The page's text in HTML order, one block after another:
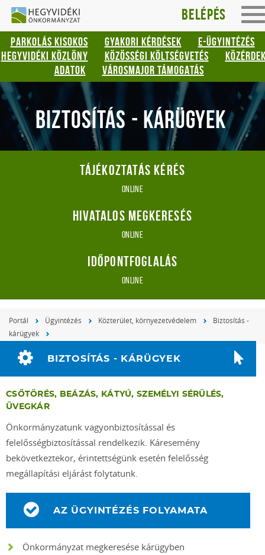
Gyorsbillentyűk
listája
Keresés:
"S"
Bejelentkezés:
Hegyvidéki
Önkormányzat
Belépés
PARKOLÁS KISOKOS GYAKORI KÉRDÉSEK
E-ÜGYINTÉZÉS
HEGYVIDÉKI KÖZLÖNY
KÖZÖSSÉGI KÖLTSÉGVETÉS
ADATOK
VÁROSMAJOR TÁMOGATÁS
BIZTOSÍTÁS - KÁRÜGYEK
Tájékoztatás kérés
online
Hivatalos megkeresés
online
Időpontfoglalás
online
Portál Ügyintézés Közterület, környezetvédelem
Biztosítás -
kárügyek
BIZTOSÍTÁS - KÁRÜGYEK
CSŐTÖRÉS, BEÁZÁS, KÁTYÚ, SZEMÉLYI SÉRÜLÉS,
ÜVEGKÁR
Önkormányzatunk vagyonbiztosítással és
felelősségbiztosítással rendelkezik. Káresemény
bekövetkeztekor, érintettségünk esetén felelősség
megállapítási eljárást folytatunk.
AZ ÜGYINTÉZÉS FOLYAMATA
Önkormányzat megkeresése kárügyben